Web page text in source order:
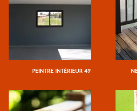
PEINTRE INTÉRIEUR 49